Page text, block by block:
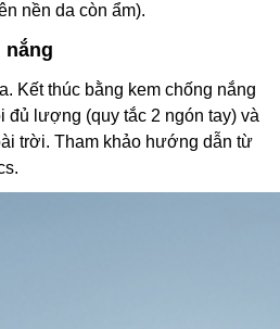
nền da còn ẩm).
nắng
Kết thúc bằng kem chống nắng
đủ lượng (quy tắc 2 ngón tay) và
trời. Tham khảo hướng dẫn từ